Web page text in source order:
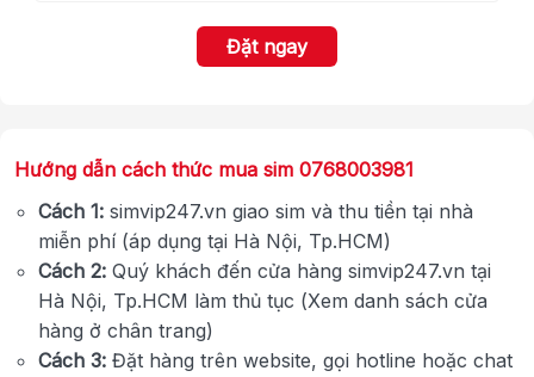
Đặt ngay
Hướng dẫn cách thức mua sim 0768003981
Cách 1: simvip247.vn giao sim và thu tiền tại nhà
miễn phí (áp dụng tại Hà Nội, Tp.HCM)
Cách 2: Quý khách đến cửa hàng simvip247.vn tại
Hà Nội, Tp.HCM làm thủ tục (Xem danh sách cửa
hàng ở chân trang)
Cách 3: Đặt hàng trên website, gọi hotline hoặc chat